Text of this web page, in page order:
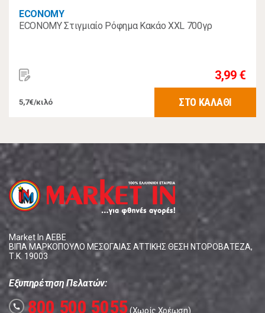
ECONOMY
ECONOMY Στιγμιαίο Ρόφημα Κακάο XXL 700γρ
3,99 €
5,7€/κιλό ΣΤΟ ΚΑΛΑΘΙ
Market In ΑΕΒΕ
ΒΙΠΑ ΜΑΡΚΟΠΟΥΛΟ ΜΕΣΟΓΑΙΑΣ ΑΤΤΙΚΗΣ ΘΕΣΗ ΝΤΟΡΟΒΑΤΕΖΑ,
Τ.Κ. 19003
Εξυπηρέτηση Πελατών:
call 800 500 5055(Χωρίς Χρέωση)